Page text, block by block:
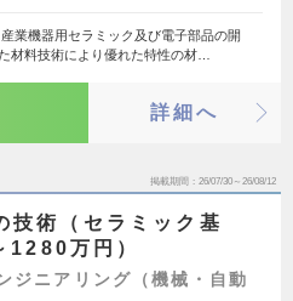
産業機器用セラミック及び電子部品の開
材料技術により優れた特性の材…
詳細へ
掲載期間 26/07/30～26/08/12
技術（セラミック基
1280万円）
ジニアリング（機械・自動